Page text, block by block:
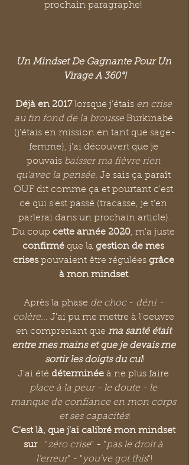
prochain paragraphe!
Un Mindset De Gagnante Pour Un
Virage A 360°!
Déjà en 2017 lorsque j'étais en crise
au fin fond de la brousse Burkinabé
(j'étais en mission en tant que sage-
femme), j'ai découvert que je
pouvais baisser ma fièvre rien
qu'avec la pensée. Je sais ça paraît
OUF dit comme ça et pourtant c'est
ce qui s'est passé (tracasse, je t'en
parlerai dans un prochain article).
Du coup cette année 2020, m'a juste
confirmé que la gestion de mes
crises pouvaient être régulées grâce
à mon mindset.
Après la phase de choc - déni -
colère... J'ai pu me mettre à l'oeuvre
en comprenant que ma santé était
entre mes mains et que je devais me
sortir les doigts du cul!
J'ai été déterminée à ne plus faire
place à la peur - le doute - le
manque de confiance en mon corps
et ses capacités!
C'est là, que j'ai calibré mon mindset
sur : "zéro crise" - "pas le droit à
l'erreur" - "you've got this"!